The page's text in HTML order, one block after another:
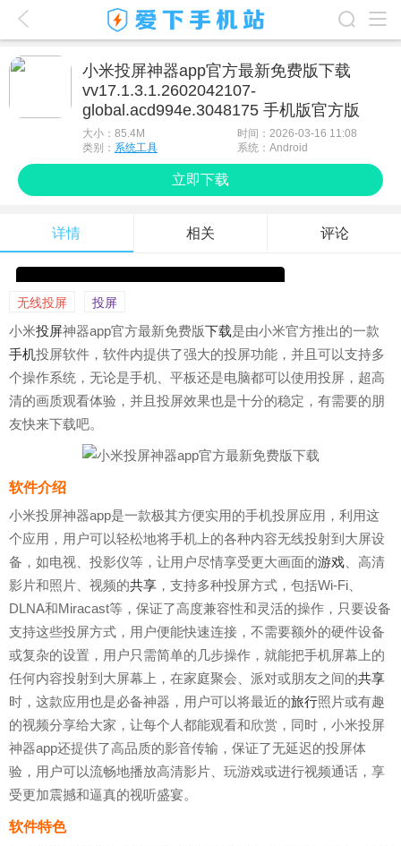
游戏排行榜
最新游戏
最新应用
手机使用
游戏攻略
小米投屏神器app官方最新免费版下载
vv17.1.3.1.2602042107-
global.acd994e.3048175 手机版官方版
大小： 85.4M
时间：2026-03-16 11:08
类别： 系统工具 系统：Android
立即下载
详情 相关 评论
无线投屏 投屏
小米投屏神器app官方最新免费版下载是由小米官方推出的一款
手机投屏软件，软件内提供了强大的投屏功能，并且可以支持多
个操作系统，无论是手机、平板还是电脑都可以使用投屏，超高
清的画质观看体验，并且投屏效果也是十分的稳定，有需要的朋
友快来下载吧。
软件介绍
小米投屏神器app是一款极其方便实用的手机投屏应用，利用这
个应用，用户可以轻松地将手机上的各种内容无线投射到大屏设
备，如电视、投影仪等，让用户尽情享受更大画面的游戏 、高清
影片和照片、视频的共享 ，支持多种投屏方式，包括Wi-Fi、
DLNA和Miracast等，保证了高度兼容性和灵活的操作，只要设备
支持这些投屏方式，用户便能快速连接，不需要额外的硬件设备
或复杂的设置，用户只需简单的几步操作，就能把手机屏幕上的
任何内容投射到大屏幕上，在家庭聚会、派对或朋友之间的共享
时，这款应用也是必备神器，用户可以将最近的旅行照片或有趣
的视频分享给大家，让每个人都能观看和欣赏，同时，小米投屏
神器app还提供了高品质的影音传输，保证了无延迟的投屏体
验，用户可以流畅地播放高清影片、玩游戏或进行视频通话，享
受更加震撼和逼真的视听盛宴。
软件特色